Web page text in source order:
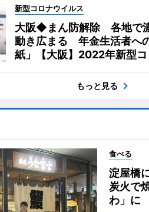
新型コロナウイルス
大阪◆まん防解除 各地で
動き広まる 年金生活者へ
紙」【大阪】2022年新型
もっと見る
食べる
淀屋橋
炭火で
わ」に